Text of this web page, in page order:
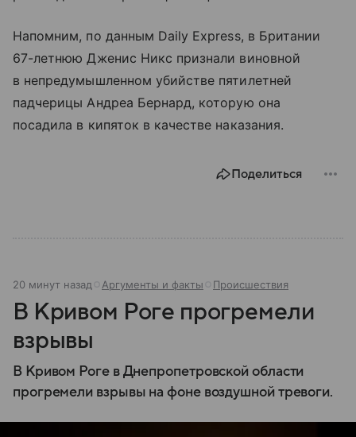
Напомним, по данным Daily Express, в Британии
67-летнюю Дженис Никс признали виновной
в непредумышленном убийстве пятилетней
падчерицы Андреа Бернард, которую она
посадила в кипяток в качестве наказания.
Поделиться
20 минут назад Аргументы и факты Происшествия
В Кривом Роге прогремели
взрывы
В Кривом Роге в Днепропетровской области
прогремели взрывы на фоне воздушной тревоги.